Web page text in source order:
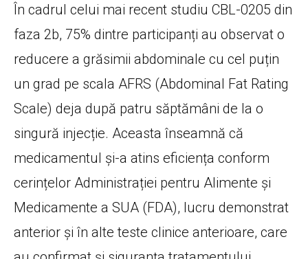
În cadrul celui mai recent studiu CBL-0205 din
faza 2b, 75% dintre participanți au observat o
reducere a grăsimii abdominale cu cel puțin
un grad pe scala AFRS (Abdominal Fat Rating
Scale) deja după patru săptămâni de la o
singură injecție. Aceasta înseamnă că
medicamentul și-a atins eficiența conform
cerințelor Administrației pentru Alimente și
Medicamente a SUA (FDA), lucru demonstrat
anterior și în alte teste clinice anterioare, care